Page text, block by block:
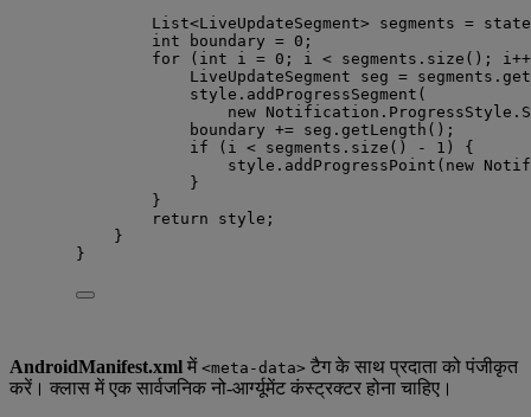
List<LiveUpdateSegment> segments = state
int
boundary = 0 ;
for ( int i = 0 ; i < segments . size () ; i++
LiveUpdateSegment
seg = segments . get
style . addProgressSegment (
new Notification. ProgressStyle .
boundary += seg . getLength () ;
if (i < segments . size () - 1 ) {
style . addProgressPoint ( new
}
}
return style;
}
}
AndroidManifest.xml में <meta-data> टैग के साथ प्रदाता को पंजीकृत
करें। क्लास में एक सार्वजनिक नो-आर्ग्यूमेंट कंस्ट्रक्टर होना चाहिए।